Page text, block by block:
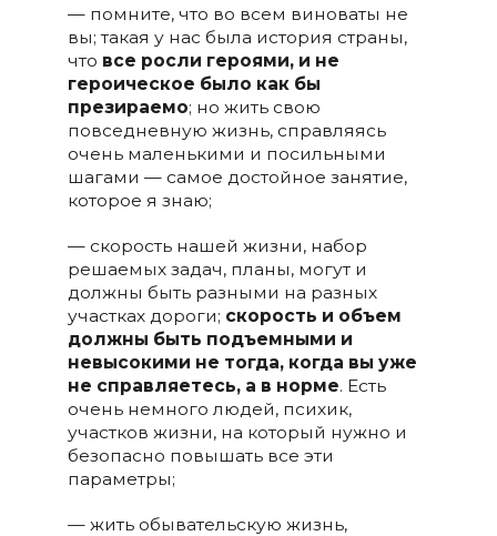
— помните, что во всем виноваты не
вы; такая у нас была история страны,
что все росли героями, и не
героическое было как бы
презираемо; но жить свою
повседневную жизнь, справляясь
очень маленькими и посильными
шагами — самое достойное занятие,
которое я знаю;
— скорость нашей жизни, набор
решаемых задач, планы, могут и
должны быть разными на разных
участках дороги; скорость и объем
должны быть подъемными и
невысокими не тогда, когда вы уже
не справляетесь, а в норме. Есть
очень немного людей, психик,
участков жизни, на который нужно и
безопасно повышать все эти
параметры;
— жить обывательскую жизнь,